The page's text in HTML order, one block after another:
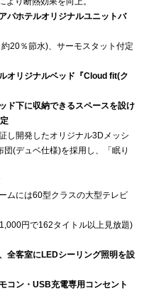
パホテルオリジナルユニットバ
20％節水)、サーモスタット付定
オリジナルベッド『Cloud fit(ク
ド下に収納できるスペースを設け
し開発したオリジナル3Dメッシ
(デュベ仕様)を採用し、「眠り
ムには60型クラスの大型テレビ
円で162タイトル以上見放題)
全客室にLEDシーリング照明を設
コン・USB充電専用コンセント